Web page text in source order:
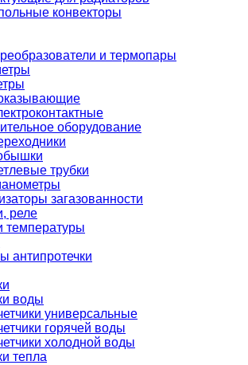
конвекторы
и термопары
оборудование
трубки
загазованности
реле
температуры
антипротечки
воды
универсальные
горячей воды
холодной воды
тепла